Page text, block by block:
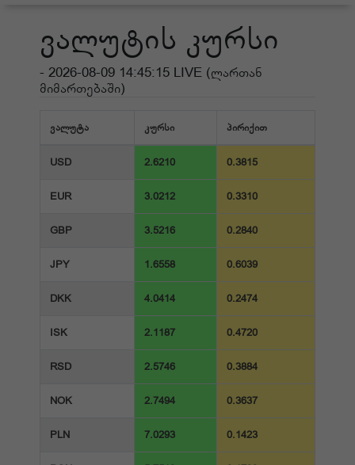
ვალუტის კურსი
- 2026-08-09 14:45:15 LIVE (ლართან
მიმართებაში)
ვალუტა კურსი პირიქით
USD 2.6210 0.3815
EUR 3.0212 0.3310
GBP 3.5216 0.2840
JPY 1.6558 0.6039
DKK 4.0414 0.2474
ISK 2.1187 0.4720
RSD 2.5746 0.3884
NOK 2.7494 0.3637
PLN 7.0293 0.1423